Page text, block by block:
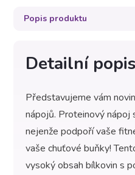
Popis produktu
Detailní
Představujeme vám
nápojů. Proteinový nápoj
nejenže podpoří vaše
vaše chuťové buňky!
vysoký obsah bílkovin s